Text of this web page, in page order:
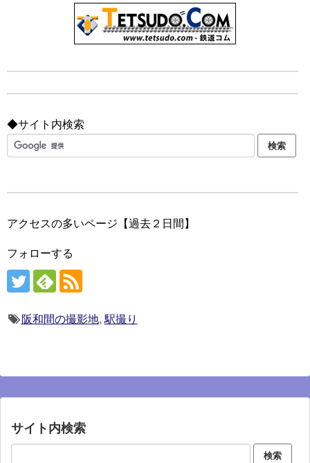
◆サイト内検索
アクセスの多いページ【過去２日間】
フォローする
阪和間の撮影地, 駅撮り
サイト内検索